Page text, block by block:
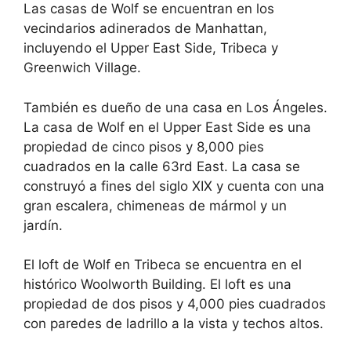
Las casas de Wolf se encuentran en los
vecindarios adinerados de Manhattan,
incluyendo el Upper East Side, Tribeca y
Greenwich Village.
También es dueño de una casa en Los Ángeles.
La casa de Wolf en el Upper East Side es una
propiedad de cinco pisos y 8,000 pies
cuadrados en la calle 63rd East. La casa se
construyó a fines del siglo XIX y cuenta con una
gran escalera, chimeneas de mármol y un
jardín.
El loft de Wolf en Tribeca se encuentra en el
histórico Woolworth Building. El loft es una
propiedad de dos pisos y 4,000 pies cuadrados
con paredes de ladrillo a la vista y techos altos.